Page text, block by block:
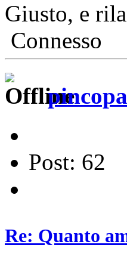
Giusto, e
Connesso
Post: 62
Re: Quanto